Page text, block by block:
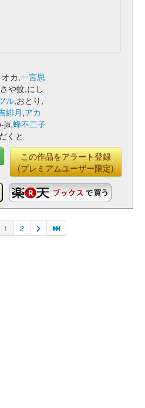
カ,一宮思
や蚊,にし
ル,おとり,
緋月 ,アカ
ja,蜂不二子
くと
この作品をアラート登録
(プレミアムユーザー限定)
1 2